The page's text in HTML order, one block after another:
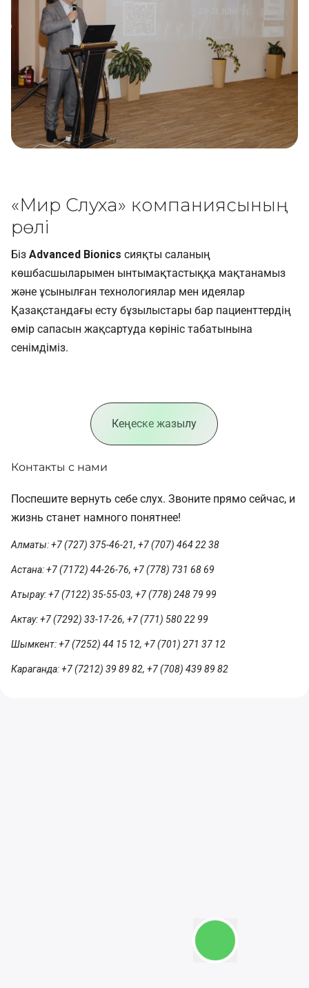
«Мир Слуха» компаниясының
рөлі
Біз Advanced Bionics сияқты саланың
көшбасшыларымен ынтымақтастыққа мақтанамыз
және ұсынылған технологиялар мен идеялар
Қазақстандағы есту бұзылыстары бар пациенттердің
өмір сапасын жақсартуда көрініс табатынына
сенімдіміз.
Кеңеске жазылу
Контакты с нами
Поспешите вернуть себе слух. Звоните прямо сейчас, и
жизнь станет намного понятнее!
Алматы: +7 (727) 375-46-21, +7 (707) 464 22 38
Астана: +7 (7172) 44-26-76, +7 (778) 731 68 69
Атырау: +7 (7122) 35-55-03, +7 (778) 248 79 99
Актау: +7 (7292) 33-17-26, +7 (771) 580 22 99
Шымкент: +7 (7252) 44 15 12, +7 (701) 271 37 12
Караганда: +7 (7212) 39 89 82, +7 (708) 439 89 82